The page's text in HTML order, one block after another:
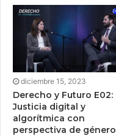
diciembre 15, 2023
Derecho y Futuro E02:
Justicia digital y
algorítmica con
perspectiva de género